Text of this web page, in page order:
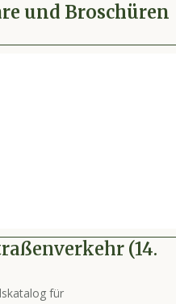
und Broschüren
(14.
für